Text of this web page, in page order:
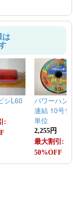
は
シL60
:
パワーハン
連結 10号
単位
2,255円
最大割引:
50%OFF